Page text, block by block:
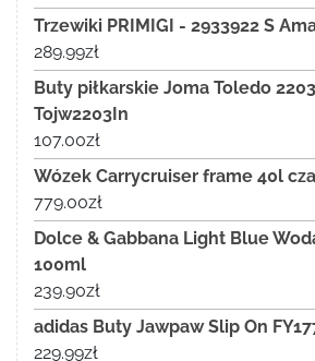
Trzewiki PRIMIGI - 2933922 S
289.99zł
Buty piłkarskie Joma Toledo
Tojw2203In
107.00zł
Wózek Carrycruiser frame 40l
779.00zł
Dolce & Gabbana Light Blue
100ml
239.90zł
adidas Buty Jawpaw Slip On
229.99zł